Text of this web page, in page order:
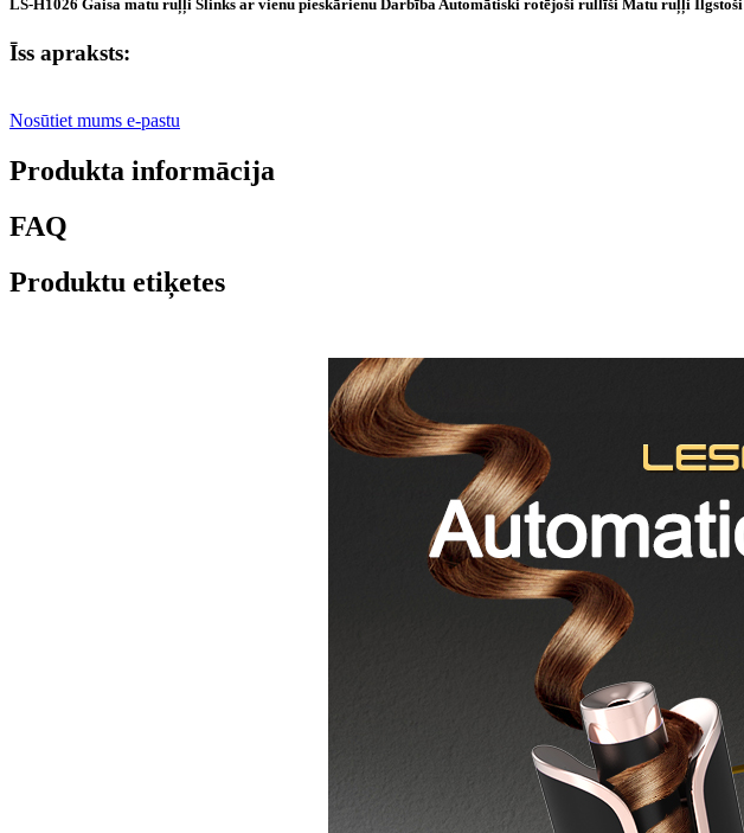
LS-H1026 Gaisa matu ruļļi Slinks ar vienu pieskārienu Darbība Automātiski rotējoši rullīši Matu ruļļi Ilgstoši
Īss apraksts:
Nosūtiet mums e-pastu
Produkta informācija
FAQ
Produktu etiķetes